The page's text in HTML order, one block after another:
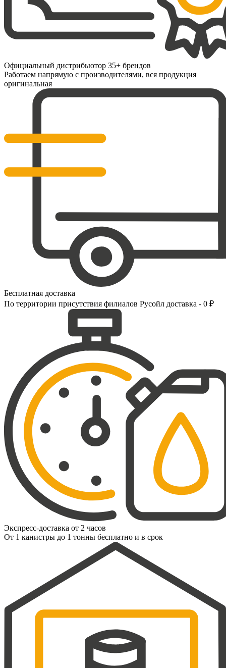
Официальный дистрибьютор 35+ брендов
Работаем напрямую с производителями, вся продукция
оригинальная
Бесплатная доставка
По территории присутствия филиалов Русойл доставка - 0 ₽
Экспресс-доставка от 2 часов
От 1 канистры до 1 тонны бесплатно и в срок